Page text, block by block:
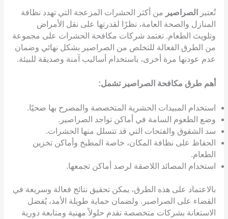
تُعتبر الصراصير من أكثر الحشرات المزعجة التي تهدد نظافة
المنازل والصحة العامة، نظرًا لقدرتها على نقل الأمراض
وتلويث الطعام. تعتمد شركات مكافحة الحشرات على مجموعة
من الطرق الفعالة للتخلص من الصراصير بشكل نهائي وضمان
عدم عودتها مرة أخرى، باستخدام أساليب آمنة وصديقة للبيئة.
أهم طرق مكافحة الصراصير تشمل:
استخدام المبيدات الحشرية المتخصصة والمصرح بها صحيًا.
وضع الطعوم السامة في أماكن تواجد الصراصير.
سد الشقوق والفتحات التي قد تتسلل منها الحشرات.
الحفاظ على نظافة المكان، خاصة المطبخ وأماكن تخزين
الطعام.
استخدام المصائد اللاصقة لرصد أماكن تجمعها.
بالاعتماد على هذه الطرق، يمكن تحقيق نتائج فعالة وسريعة في
القضاء على الصراصير. ولضمان حماية طويلة الأمد، يُفضل
الاستعانة بشركات متخصصة تقدم حلولاً مهنية ومتابعة دورية